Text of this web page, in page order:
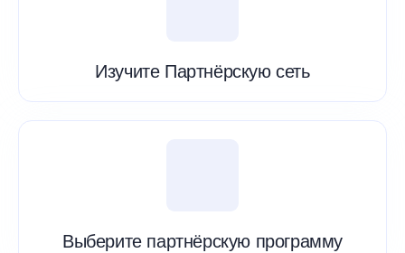
Изучите Партнёрскую сеть
Выберите партнёрскую программу